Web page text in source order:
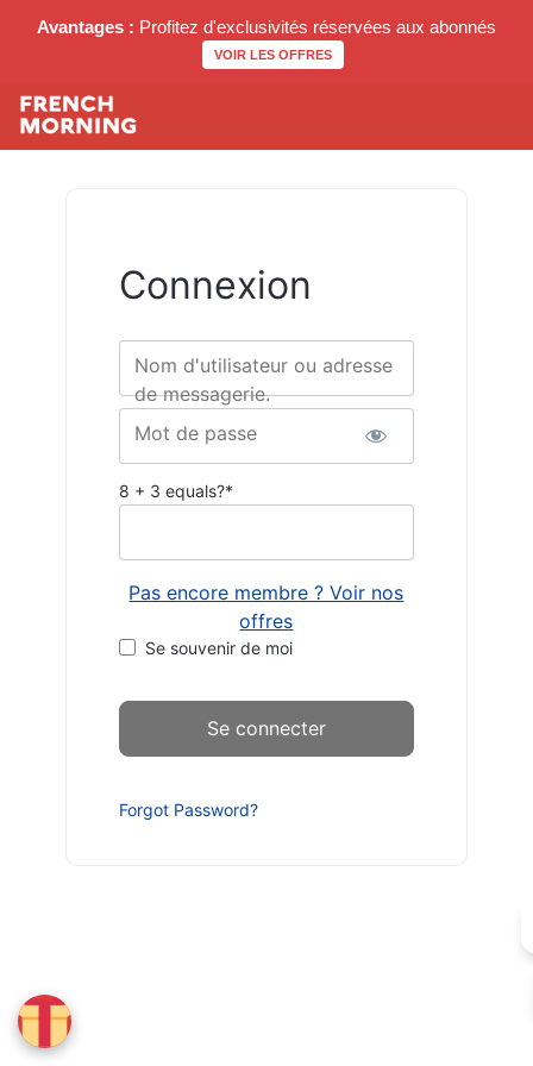
Avantages : Profitez d'exclusivités réservées aux abonnés
VOIR LES OFFRES
Connexion
Nom d'utilisateur ou adresse
de messagerie.
Mot de passe
8 + 3 equals?*
Pas encore membre ? Voir nos
offres
Se souvenir de moi
Forgot Password?